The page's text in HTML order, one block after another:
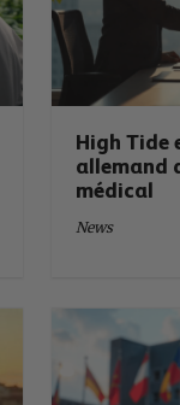
High Tide
allemand
médical
News